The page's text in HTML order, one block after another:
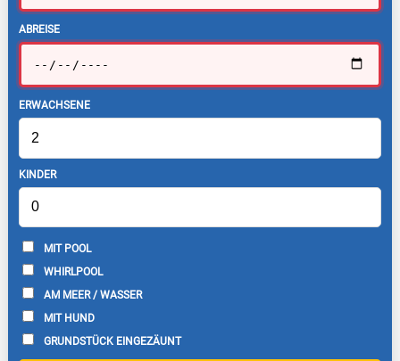
ABREISE
ERWACHSENE
KINDER
MIT POOL
WHIRLPOOL
AM MEER / WASSER
MIT HUND
GRUNDSTÜCK EINGEZÄUNT